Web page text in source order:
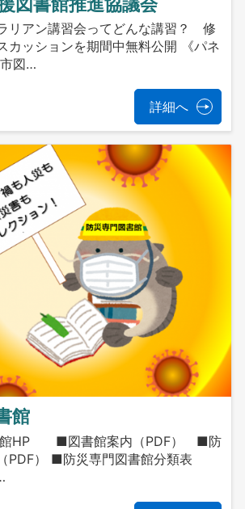
リアン講習会ってどんな講習？ 修
カッションを期間中無料公開 《パネ
図…
詳細へ
館
館HP ■図書館案内（PDF） ■防
PDF） ■防災専門図書館分類表